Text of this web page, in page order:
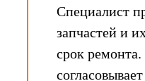
Специалист
запчастей и
срок
согласовывает